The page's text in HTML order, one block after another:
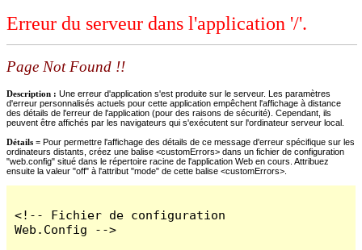
Erreur du serveur dans l'application '/'.
Page Not Found !!
Description : Une erreur d'application s'est produite sur le serveur. Les paramètres
d'erreur personnalisés actuels pour cette application empêchent l'affichage à distance
des détails de l'erreur de l'application (pour des raisons de sécurité). Cependant, ils
peuvent être affichés par les navigateurs qui s'exécutent sur l'ordinateur serveur local.
Détails = Pour permettre l'affichage des détails de ce message d'erreur spécifique sur les
ordinateurs distants, créez une balise <customErrors> dans un fichier de configuration
"web.config" situé dans le répertoire racine de l'application Web en cours. Attribuez
ensuite la valeur "off" à l'attribut "mode" de cette balise <customErrors>.
<!-- Fichier de configuration
Web.Config -->